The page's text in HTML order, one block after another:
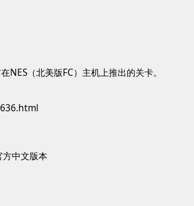
（北美版FC）主机上推出的关卡。
中文版本